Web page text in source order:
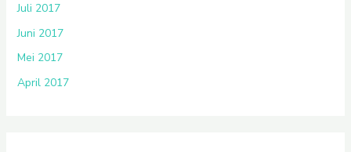
Juli 2017
Juni 2017
Mei 2017
April 2017